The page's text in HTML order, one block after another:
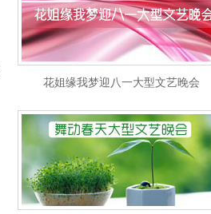
花姐缘我梦迎八一大型文艺晚会